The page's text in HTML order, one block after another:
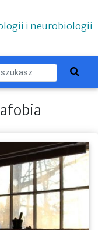
i neurobiologii